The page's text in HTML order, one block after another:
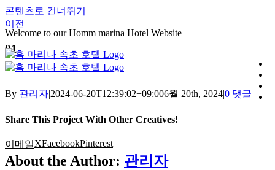
콘텐츠로 건너뛰기
Welcome to our Homm marina Hotel Website
이전
01
By 관리자|2024-06-20T12:39:02+09:006월 20th, 2024|0 댓글
Share This Project With Other Creatives!
Facebook
X Pinterest
이메일
About the Author: 관리자